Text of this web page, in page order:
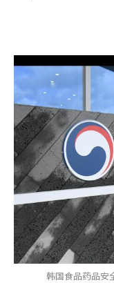
韩国食品药品安